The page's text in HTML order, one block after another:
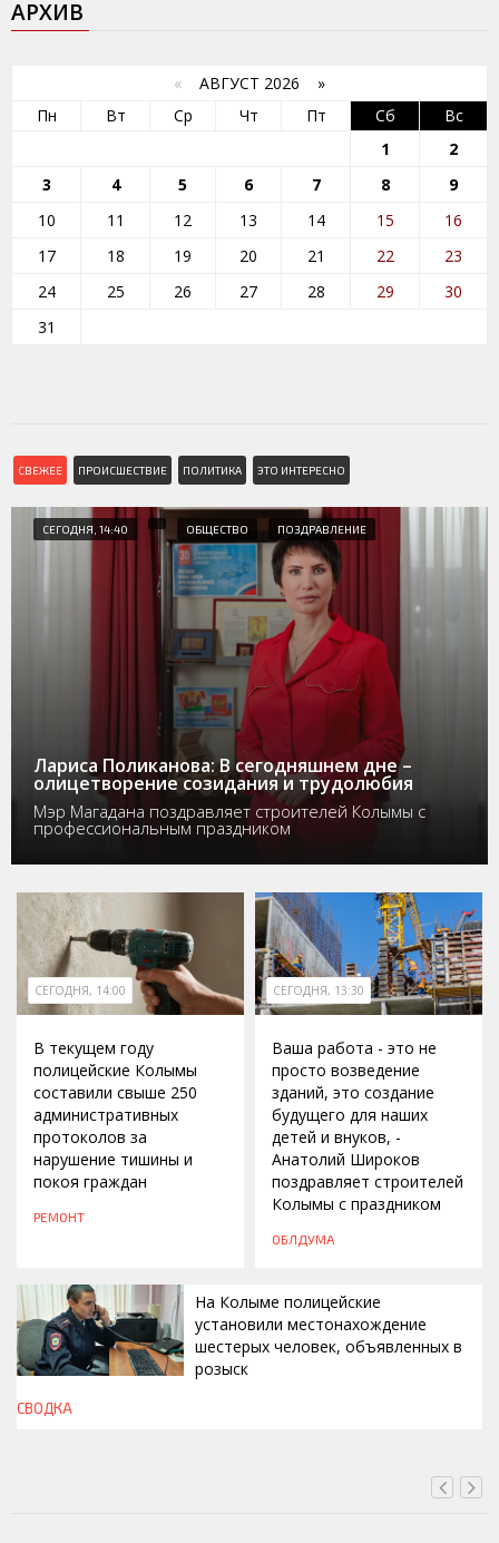
АРХИВ
« АВГУСТ 2026 »
Пн
Вт Ср Чт Пт Сб
Вс
1
2
3
4 5 6 7 8
9
10
11 12 13 14 15
16
17
18 19 20 21 22
23
24
25 26 27 28 29
30
31
СВЕЖЕЕ ПРОИСШЕСТВИЕ ПОЛИТИКА ЭТО ИНТЕРЕСНО
СЕГОДНЯ, 14:40 ОБЩЕСТВО ПОЗДРАВЛЕНИЕ
Лариса Поликанова: В сегодняшнем дне –
олицетворение созидания и трудолюбия
Мэр Магадана поздравляет строителей Колымы с
профессиональным праздником
СЕГОДНЯ, 14:00
В текущем году
полицейские Колымы
составили свыше 250
административных
протоколов за
нарушение тишины и
покоя граждан
РЕМОНТ
СЕГОДНЯ, 13:30
Ваша работа - это не
просто возведение
зданий, это создание
будущего для наших
детей и внуков, -
Анатолий Широков
поздравляет строителей
Колымы с праздником
ОБЛДУМА
СЕГОДНЯ, 13:00
На Колыме полицейские
установили местонахождение
шестерых человек, объявленных в
розыск
СВОДКА